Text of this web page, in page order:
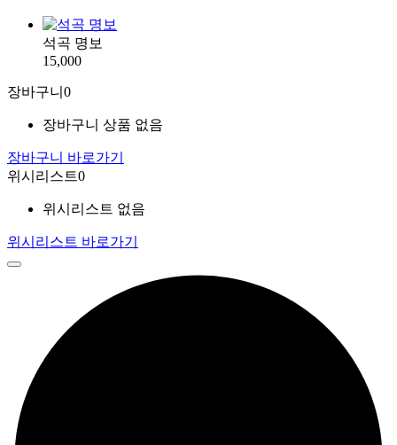
석곡 명보
15,000
장바구니 0
장바구니 상품 없음
장바구니 바로가기
위시리스트0
위시리스트 없음
위시리스트 바로가기